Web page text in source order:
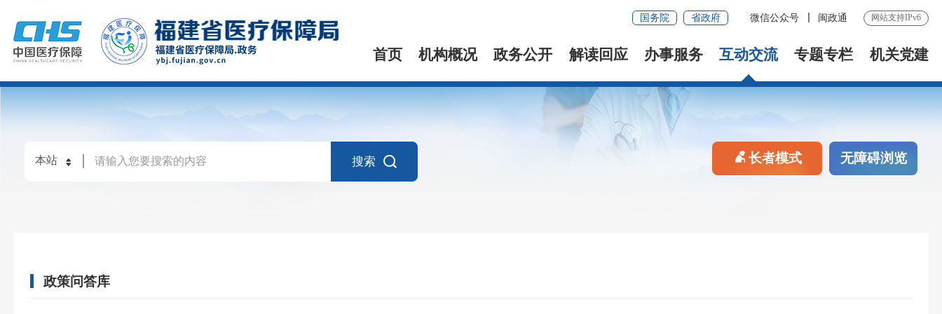
国务院 省政府 微信公众号 闽政通 网站支持IPv6
首页 机构概况 政务公开 解读回应 办事服务 互动交流 专题专栏 机关党建
搜索 长者模式 无障碍浏览
政策问答库